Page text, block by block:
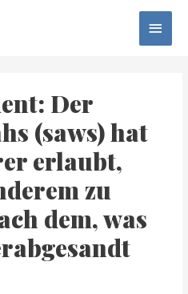
Der
(saws) hat
erlaubt,
zu
dem, was